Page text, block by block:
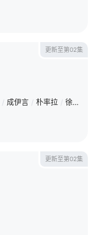
更新至第02集
/ 成伊言 / 朴率拉 / 徐道永
更新至第02集